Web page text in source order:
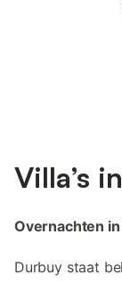
Villa’s
Overnachten
Durbuy staat